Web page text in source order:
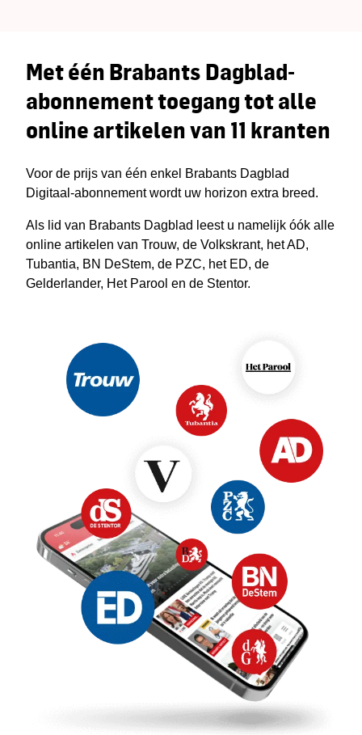
Met één Brabants Dagblad-
abonnement toegang tot alle
online artikelen van 11 kranten
Voor de prijs van één enkel Brabants Dagblad
Digitaal-abonnement wordt uw horizon extra breed.
Als lid van Brabants Dagblad leest u namelijk óók alle
online artikelen van Trouw, de Volkskrant, het AD,
Tubantia, BN DeStem, de PZC, het ED, de
Gelderlander, Het Parool en de Stentor.